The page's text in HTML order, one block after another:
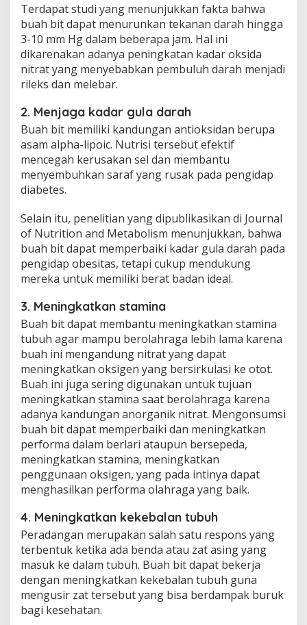
Terdapat studi yang menunjukkan fakta bahwa
buah bit dapat menurunkan tekanan darah hingga
3-10 mm Hg dalam beberapa jam. Hal ini
dikarenakan adanya peningkatan kadar oksida
nitrat yang menyebabkan pembuluh darah menjadi
rileks dan melebar.
2. Menjaga kadar gula darah
Buah bit memiliki kandungan antioksidan berupa
asam alpha-lipoic. Nutrisi tersebut efektif
mencegah kerusakan sel dan membantu
menyembuhkan saraf yang rusak pada pengidap
diabetes.
Selain itu, penelitian yang dipublikasikan di Journal
of Nutrition and Metabolism menunjukkan, bahwa
buah bit dapat memperbaiki kadar gula darah pada
pengidap obesitas, tetapi cukup mendukung
mereka untuk memiliki berat badan ideal.
3. Meningkatkan stamina
Buah bit dapat membantu meningkatkan stamina
tubuh agar mampu berolahraga lebih lama karena
buah ini mengandung nitrat yang dapat
meningkatkan oksigen yang bersirkulasi ke otot.
Buah ini juga sering digunakan untuk tujuan
meningkatkan stamina saat berolahraga karena
adanya kandungan anorganik nitrat. Mengonsumsi
buah bit dapat memperbaiki dan meningkatkan
performa dalam berlari ataupun bersepeda,
meningkatkan stamina, meningkatkan
penggunaan oksigen, yang pada intinya dapat
menghasilkan performa olahraga yang baik.
4. Meningkatkan kekebalan tubuh
Peradangan merupakan salah satu respons yang
terbentuk ketika ada benda atau zat asing yang
masuk ke dalam tubuh. Buah bit dapat bekerja
dengan meningkatkan kekebalan tubuh guna
mengusir zat tersebut yang bisa berdampak buruk
bagi kesehatan.